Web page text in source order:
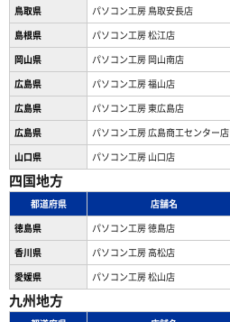
鳥取県
パソコン工房 鳥取安長店
島根県
パソコン工房 松江店
岡山県
パソコン工房 岡山南店
広島県
パソコン工房 福山店
広島県
パソコン工房 東広島店
広島県
パソコン工房 広島商工センター店
山口県
パソコン工房 山口店
四国地方
都道府県 店舗名
徳島県
パソコン工房 徳島店
香川県
パソコン工房 高松店
愛媛県
パソコン工房 松山店
九州地方